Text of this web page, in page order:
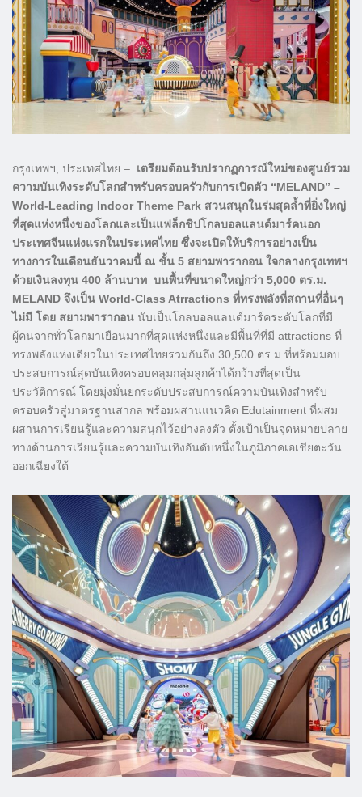
กรุงเทพฯ, ประเทศไทย – เตรียมต้อนรับปรากฏการณ์ใหม่ของศูนย์รวม
ความบันเทิงระดับโลกสำหรับครอบครัวกับการเปิดตัว “MELAND” –
World-Leading Indoor Theme Park สวนสนุกในร่มสุดล้ำที่ยิ่งใหญ่
ที่สุดแห่งหนึ่งของโลกและเป็นแฟล็กชิปโกลบอลแลนด์มาร์คนอก
ประเทศจีนแห่งแรกในประเทศไทย ซึ่งจะเปิดให้บริการอย่างเป็น
ทางการในเดือนธันวาคมนี้ ณ ชั้น 5 สยามพารากอน ใจกลางกรุงเทพฯ
ด้วยเงินลงทุน 400 ล้านบาท บนพื้นที่ขนาดใหญ่กว่า 5,000 ตร.ม.
MELAND จึงเป็น World-Class Atrractions ที่ทรงพลังที่สถานที่อื่นๆ
ไม่มี โดย สยามพารากอน นับเป็นโกลบอลแลนด์มาร์คระดับโลกที่มี
ผู้คนจากทั่วโลกมาเยือนมากที่สุดแห่งหนึ่งและมีพื้นที่ที่มี attractions ที่
ทรงพลังแห่งเดียวในประเทศไทยรวมกันถึง 30,500 ตร.ม.ที่พร้อมมอบ
ประสบการณ์สุดบันเทิงครอบคลุมกลุ่มลูกค้าได้กว้างที่สุดเป็น
ประวัติการณ์ โดยมุ่งมั่นยกระดับประสบการณ์ความบันเทิงสำหรับ
ครอบครัวสู่มาตรฐานสากล พร้อมผสานแนวคิด Edutainment ที่ผสม
ผสานการเรียนรู้และความสนุกไว้อย่างลงตัว ตั้งเป้าเป็นจุดหมายปลาย
ทางด้านการเรียนรู้และความบันเทิงอันดับหนึ่งในภูมิภาคเอเชียตะวัน
ออกเฉียงใต้